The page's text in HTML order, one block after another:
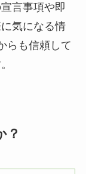
言事項や即
気になる情
らも信頼して
？